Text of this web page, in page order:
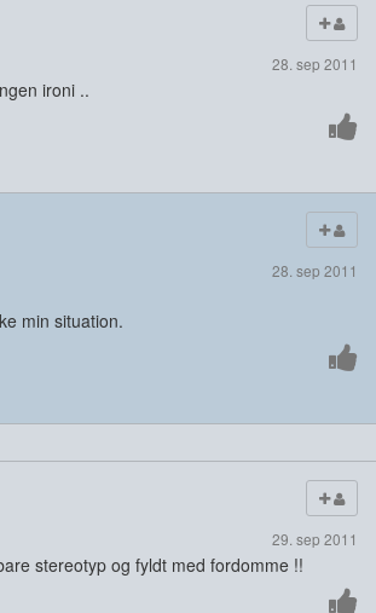
28. sep 2011
ironi ..
28. sep 2011
min situation.
29. sep 2011
stereotyp og fyldt med fordomme !!